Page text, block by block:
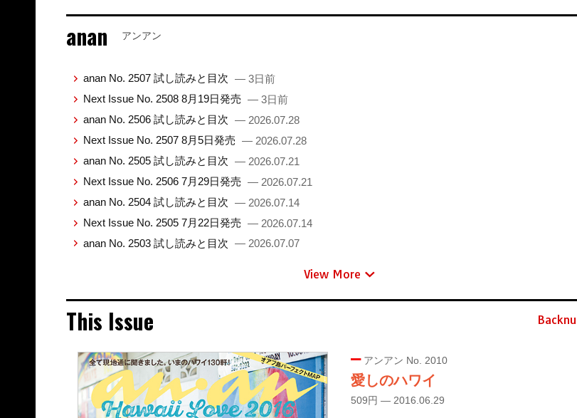
anan アンアン
anan No. 2507 試し読みと目次 — 3日前
Next Issue No. 2508 8月19日発売 — 3日前
anan No. 2506 試し読みと目次 — 2026.07.28
Next Issue No. 2507 8月5日発売 — 2026.07.28
anan No. 2505 試し読みと目次 — 2026.07.21
Next Issue No. 2506 7月29日発売 — 2026.07.21
anan No. 2504 試し読みと目次 — 2026.07.14
Next Issue No. 2505 7月22日発売 — 2026.07.14
anan No. 2503 試し読みと目次 — 2026.07.07
View More
This Issue
アンアン No. 2010
愛しのハワイ
509円 — 2016.06.29